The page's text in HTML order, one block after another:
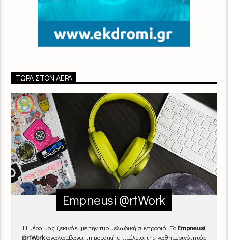
ΤΏΡΑ ΣΤΟΝ ΑΈΡΑ
Empneusi @rtWork
Η μέρα μας ξεκινάει με την πιο μελωδική συντροφιά. Το Empneusi
@rtWorkαναλαμβάνει τη μουσική επιμέλεια της καθημερινότητάς